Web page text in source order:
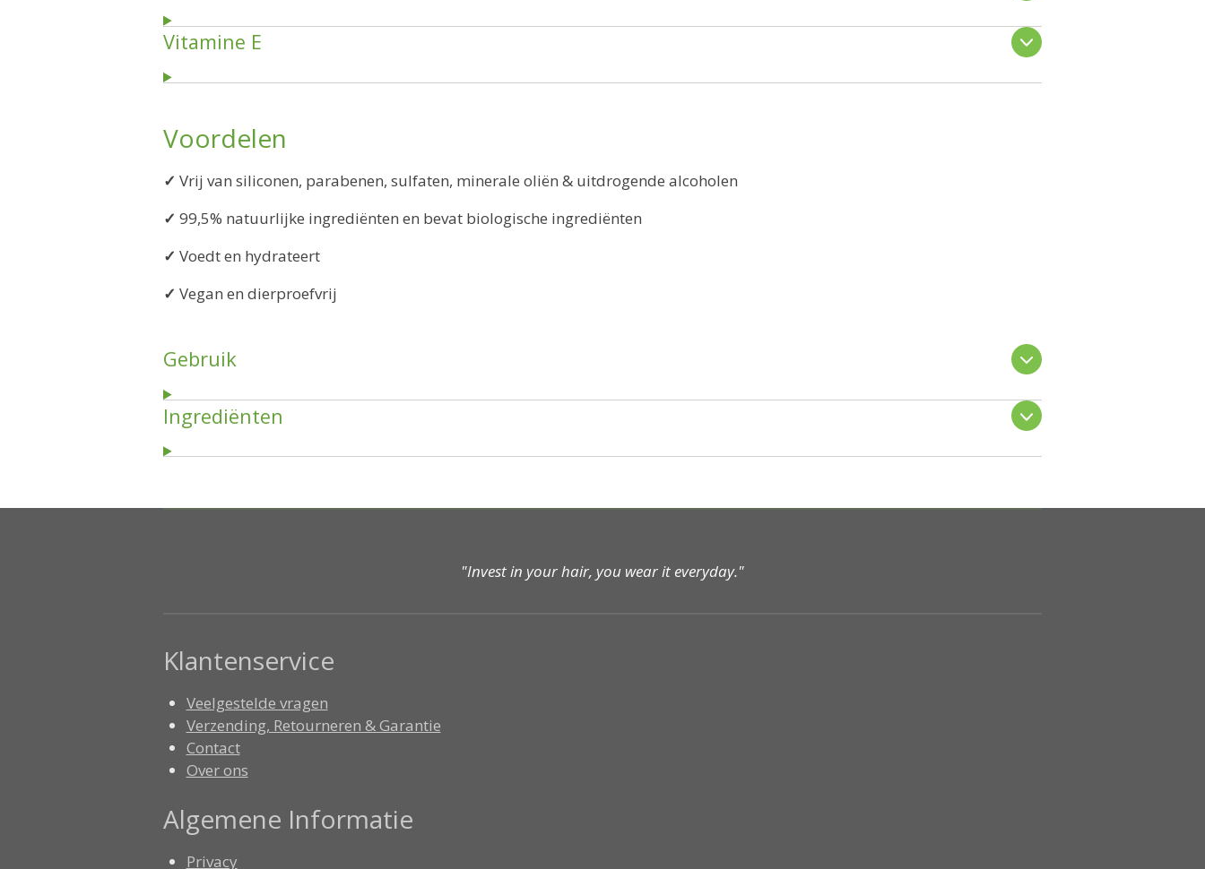
Vitamine E
Voordelen
✓ Vrij van siliconen, parabenen, sulfaten, minerale oliën & uitdrogende alcoholen
✓ 99,5% natuurlijke ingrediënten en bevat biologische ingrediënten
✓ Voedt en hydrateert
✓ Vegan en dierproefvrij
Gebruik
Ingrediënten
"Invest in your hair, you wear it everyday."
Klantenservice
Veelgestelde vragen
Verzending, Retourneren & Garantie
Contact
Over ons
Algemene Informatie
Privacy